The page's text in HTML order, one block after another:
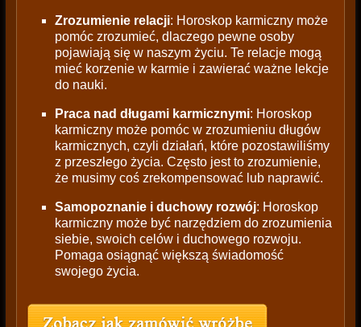
Zrozumienie relacji: Horoskop karmiczny może
pomóc zrozumieć, dlaczego pewne osoby
pojawiają się w naszym życiu. Te relacje mogą
mieć korzenie w karmie i zawierać ważne lekcje
do nauki.
Praca nad długami karmicznymi: Horoskop
karmiczny może pomóc w zrozumieniu długów
karmicznych, czyli działań, które pozostawiliśmy
z przeszłego życia. Często jest to zrozumienie,
że musimy coś zrekompensować lub naprawić.
Samopoznanie i duchowy rozwój: Horoskop
karmiczny może być narzędziem do zrozumienia
siebie, swoich celów i duchowego rozwoju.
Pomaga osiągnąć większą świadomość
swojego życia.